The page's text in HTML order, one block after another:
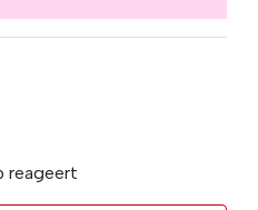
reageert